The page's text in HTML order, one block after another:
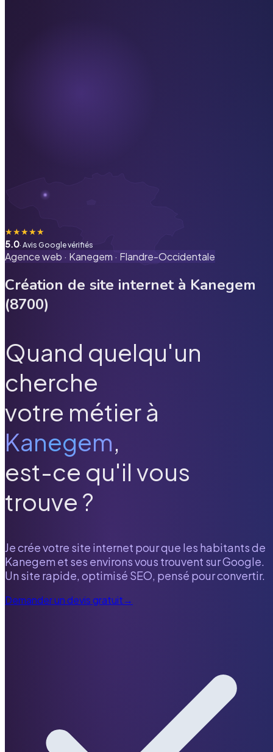
★★★★★
5.0· Avis Google vérifiés
Agence web · Kanegem · Flandre-Occidentale
Création de site internet à Kanegem
(8700)
Quand quelqu'un
cherche
votre métier à
Kanegem,
est-ce qu'il vous
trouve ?
Je crée votre site internet pour que les habitants de
Kanegem et ses environs vous trouvent sur Google.
Un site rapide, optimisé SEO, pensé pour convertir.
Demander un devis gratuit→